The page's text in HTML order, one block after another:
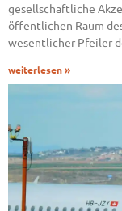
gesellschaftliche
öffentlichen Raum
wesentlicher Pfeiler
weiterlesen »